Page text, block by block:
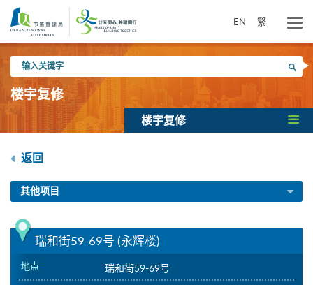
内
EN 繁
入
关
键
搜寻
楼宇复修
楼宇复修
返回
其他项目
瑞和街59-69号 (永辉楼)
地点 瑞和街59-69号